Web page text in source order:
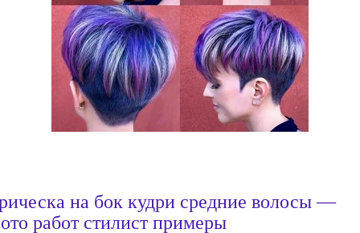
на бок кудри средние волосы —
работ стилист примеры